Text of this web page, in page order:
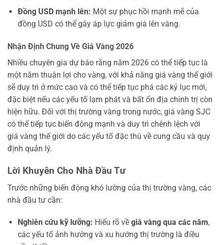
Đồng USD mạnh lên: Một sự phục hồi mạnh mẽ của
đồng USD có thể gây áp lực giảm giá lên vàng.
Nhận Định Chung Về Giá Vàng 2026
Nhiều chuyên gia dự báo rằng năm 2026 có thể tiếp tục là
một năm thuận lợi cho vàng, với khả năng giá vàng thế giới
sẽ duy trì ở mức cao và có thể tiếp tục phá các kỷ lục mới,
đặc biệt nếu các yếu tố lạm phát và bất ổn địa chính trị còn
hiện hữu. Đối với thị trường vàng trong nước, giá vàng SJC
có thể tiếp tục biến động mạnh và duy trì chênh lệch với
giá vàng thế giới do các yếu tố đặc thù về cung cầu và quy
định quản lý.
Lời Khuyên Cho Nhà Đầu Tư
Trước những biến động khó lường của thị trường vàng, các
nhà đầu tư cần:
Nghiên cứu kỹ lưỡng: Hiểu rõ về giá vàng qua các năm,
các yếu tố ảnh hưởng và xu hướng thị trường là điều